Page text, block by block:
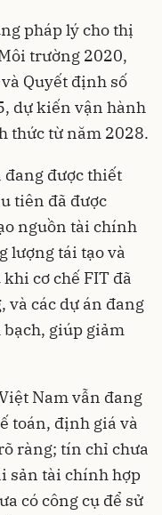
pháp lý cho thị
trường 2020,
Quyết định số
dự kiến vận hành
thức từ năm 2028.
đang được thiết
tiên đã được
nguồn tài chính
lượng tái tạo và
cơ chế FIT đã
và các dự án đang
bạch, giúp giảm
Nam vẫn đang
toán, định giá và
ràng; tín chỉ chưa
sản tài chính hợp
có công cụ để sử